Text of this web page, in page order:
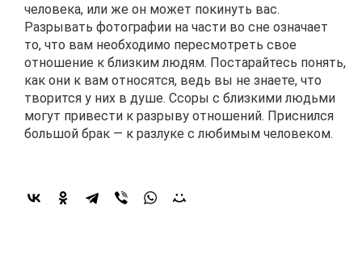
человека, или же он может покинуть вас.
Разрывать фотографии на части во сне означает
то, что вам необходимо пересмотреть свое
отношение к близким людям. Постарайтесь понять,
как они к вам относятся, ведь вы не знаете, что
творится у них в душе. Ссоры с близкими людьми
могут привести к разрыву отношений. Приснился
большой брак — к разлуке с любимым человеком.